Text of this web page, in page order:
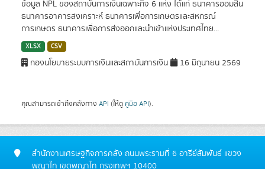
ข้อมูล NPL ของสถาบันการเงินเฉพาะกิจ 6 แห่ง ได้แก่ ธนาคารออมสิน
ธนาคารอาคารสงเคราะห์ ธนาคารเพื่อการเกษตรและสหกรณ์
การเกษตร ธนาคารเพื่อการส่งออกและนำเข้าแห่งประเทศไทย...
XLSX CSV
กองนโยบายระบบการเงินและสถาบันการเงิน 16 มิถุนายน 2569
คุณสามารถเข้าถึงคลังทาง API (ให้ดู คู่มือ API).
สำนักงานเศรษฐกิจการคลัง ถนนพระรามที่ 6 อารีย์สัมพันธ์ แขวง
พญาไท เขตพญาไท กรุงเทพฯ 10400